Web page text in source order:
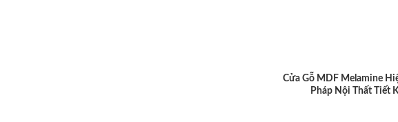
Cửa Gỗ MDF Melamine
Pháp Nội Thất Tiết